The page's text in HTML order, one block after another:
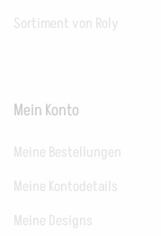
Sortiment von Roly
Mein Konto
Meine Bestellungen
Meine Kontodetails
Meine Designs